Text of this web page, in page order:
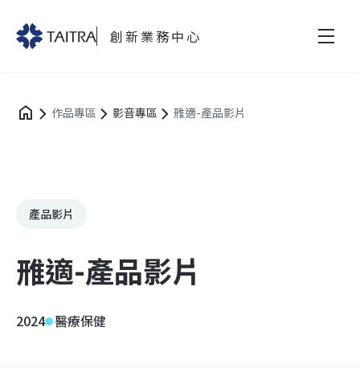
創新業務中心
作品專區 影音專區 雃適-產品影片
產品影片
雃適-產品影片
2024 醫療保健